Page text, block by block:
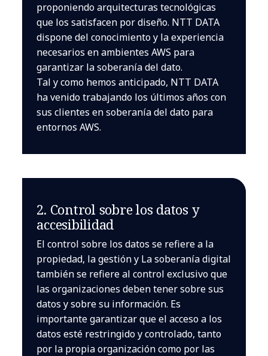
proponiendo arquitecturas tecnológicas
que los satisfacen por diseño. NTT DATA
dispone del conocimiento y la experiencia
necesarios en ambientes AWS para
garantizar la soberanía del dato.
Tal y como hemos anticipado, NTT DATA
ha venido trabajando los últimos años con
sus clientes en soberanía del dato para
entornos AWS.
2. Control sobre los datos y
accesibilidad
El control sobre los datos se refiere a la
propiedad, la gestión y La soberanía digital
también se refiere al control exclusivo que
las organizaciones deben tener sobre sus
datos y sobre su información. Es
importante garantizar que el acceso a los
datos esté restringido y controlado, tanto
por la propia organización como por las